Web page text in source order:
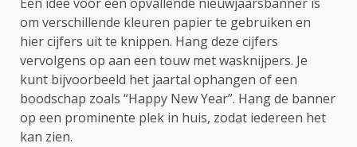
om verschillende kleuren papier te gebruiken en
hier cijfers uit te knippen. Hang deze cijfers
vervolgens op aan een touw met wasknijpers. Je
kunt bijvoorbeeld het jaartal ophangen of een
boodschap zoals “Happy New Year”. Hang de banner
op een prominente plek in huis, zodat iedereen het
kan zien.